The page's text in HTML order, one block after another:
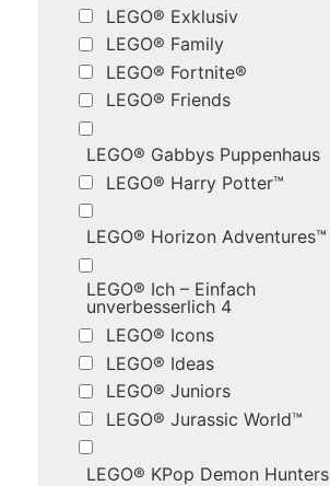
LEGO® Exklusiv
LEGO® Family
LEGO® Fortnite®
LEGO® Friends
LEGO® Gabbys Puppenhaus
LEGO® Harry Potter™
LEGO® Horizon Adventures™
LEGO® Ich – Einfach
unverbesserlich 4
LEGO® Icons
LEGO® Ideas
LEGO® Juniors
LEGO® Jurassic World™
LEGO® KPop Demon Hunters